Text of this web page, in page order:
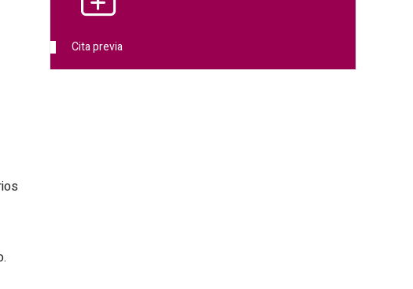
Cita previa